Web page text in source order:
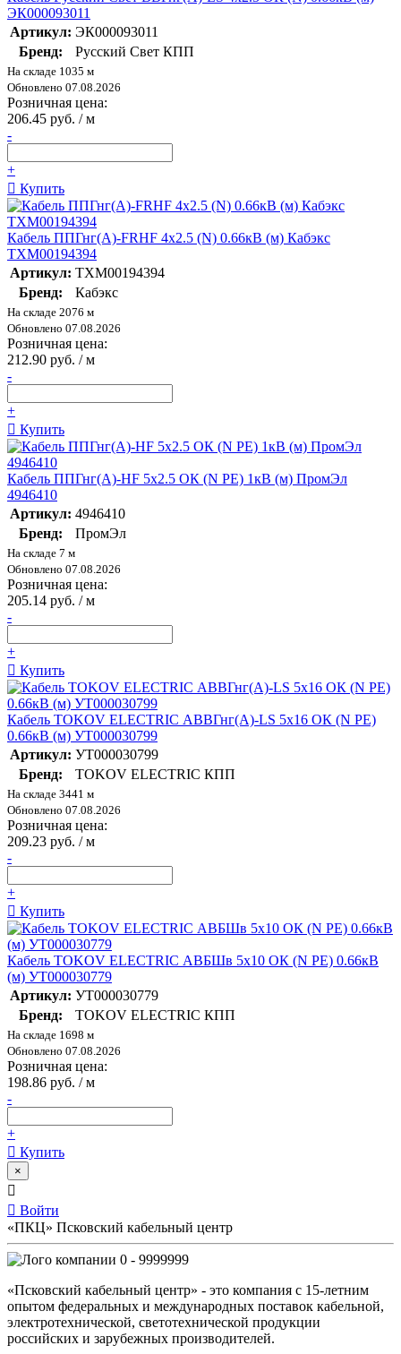
ЭК000093011
Артикул: ЭК000093011
Бренд:
Русский Свет КПП
На складе 1035 м
Обновлено 07.08.2026
Розничная цена:
206.45 руб. / м
-
+
Купить
Кабель ППГнг(А)-FRHF 4х2.5 (N) 0.66кВ (м) Кабэкс
ТХМ00194394
Артикул: ТХМ00194394
Бренд:
Кабэкс
На складе 2076 м
Обновлено 07.08.2026
Розничная цена:
212.90 руб. / м
-
+
Купить
Кабель ППГнг(А)-HF 5х2.5 ОК (N PE) 1кВ (м) ПромЭл
4946410
Артикул: 4946410
Бренд:
ПромЭл
На складе 7 м
Обновлено 07.08.2026
Розничная цена:
205.14 руб. / м
-
+
Купить
Кабель TOKOV ELECTRIC АВВГнг(А)-LS 5х16 ОК (N PE)
0.66кВ (м) УТ000030799
Артикул: УТ000030799
Бренд:
TOKOV ELECTRIC КПП
На складе 3441 м
Обновлено 07.08.2026
Розничная цена:
209.23 руб. / м
-
+
Купить
Кабель TOKOV ELECTRIC АВБШв 5х10 ОК (N PE) 0.66кВ
(м) УТ000030779
Артикул: УТ000030779
Бренд:
TOKOV ELECTRIC КПП
На складе 1698 м
Обновлено 07.08.2026
Розничная цена:
198.86 руб. / м
-
+
Купить
×
Войти
«ПКЦ» Псковский кабельный центр
0 - 9999999
«Псковский кабельный центр» - это компания с 15-летним
опытом федеральных и международных поставок кабельной,
электротехнической, светотехнической продукции
российских и зарубежных производителей.